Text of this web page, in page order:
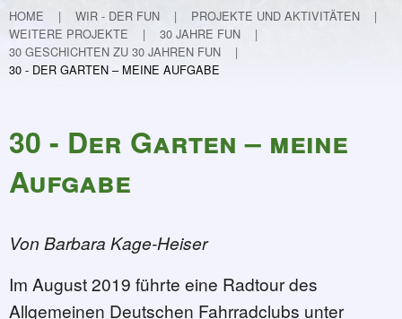
Etablierung eines Nationalparks in Guinea
Flurneuordnung in Hondelage
Kinder forschen
30 Geschichten zu 30 Jahren FUN
32 - Mit Krokussen (ver)-spekuliert …
29 - Die Macht der Inspiration oder
28 - Ein Verhängnisvoller Anruf
27 - Von der Mergelkuhle zum FUN
HOME WIR - DER FUN
PROJEKTE UND AKTIVITÄTEN
WEITERE PROJEKTE
30 JAHRE FUN
30 GESCHICHTEN ZU 30 JAHREN FUN
30 - DER GARTEN – MEINE AUFGABE
30 - Der Garten – meine
Aufgabe
Von Barbara Kage-Heiser
Im August 2019 führte eine Radtour des
Allgemeinen Deutschen Fahrradclubs unter